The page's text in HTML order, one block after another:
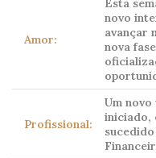
Amor:
Esta
novo
avançar
nova
Profissional:
Um
iniciado,